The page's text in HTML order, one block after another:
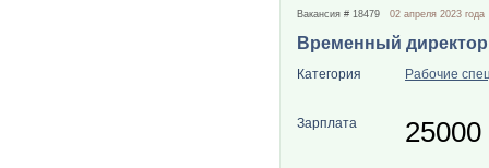
Вакансия # 18479 02 апреля 2023 года
Временный директор
Категория Рабочие
Зарплата 25000